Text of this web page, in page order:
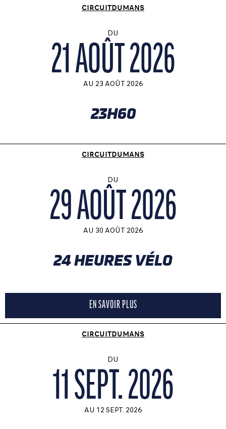
CIRCUITDUMANS
DU
21 AOÛT 2026
AU 23 AOÛT 2026
23H60
CIRCUITDUMANS
DU
29 AOÛT 2026
AU 30 AOÛT 2026
24 HEURES VÉLO
EN SAVOIR PLUS
CIRCUITDUMANS
DU
11 SEPT. 2026
AU 12 SEPT. 2026